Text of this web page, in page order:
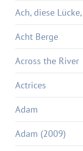
Ach, diese
Acht Berge
Across the River
Actrices
Adam
Adam (2009)